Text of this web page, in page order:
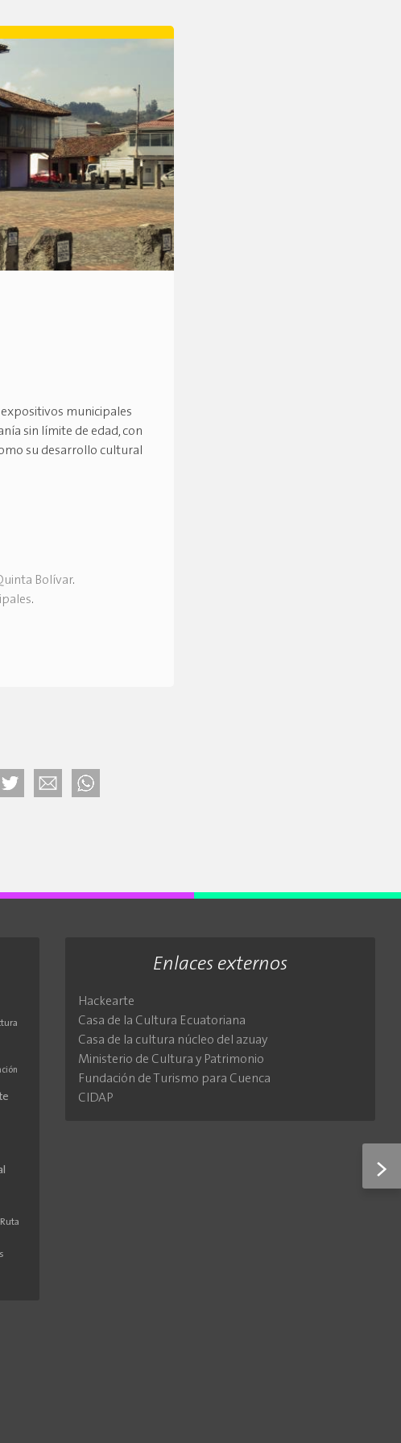
municipales
sin límite de edad, con
su desarrollo cultural
Bolívar.
.
>
Ruta
Enlaces externos
Hackearte
Casa de la Cultura Ecuatoriana
Casa de la cultura núcleo del azuay
Ministerio de Cultura y Patrimonio
Fundación de Turismo para Cuenca
CIDAP